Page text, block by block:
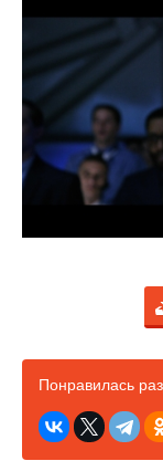
Понравилась